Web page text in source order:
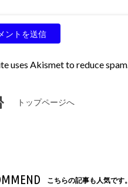
uses Akismet to reduce spam.
トップページへ
こちらの記事も人気です。